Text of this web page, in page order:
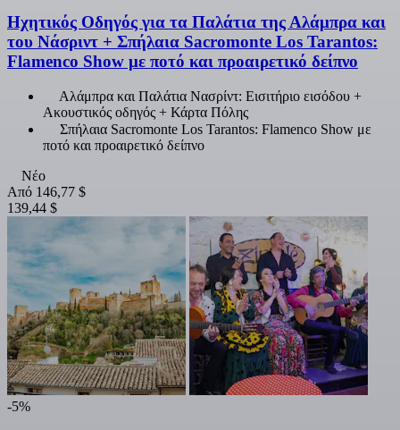
Ηχητικός Οδηγός για τα Παλάτια της Αλάμπρα και
του Νάσριντ + Σπήλαια Sacromonte Los Tarantos:
Flamenco Show με ποτό και προαιρετικό δείπνο
Αλάμπρα και Παλάτια Νασρίντ: Εισιτήριο εισόδου +
Ακουστικός οδηγός + Κάρτα Πόλης
Σπήλαια Sacromonte Los Tarantos: Flamenco Show με
ποτό και προαιρετικό δείπνο
Νέο
Από 146,77 $
139,44 $
-5%